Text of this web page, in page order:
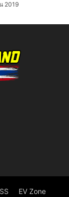
2019
EV Zone